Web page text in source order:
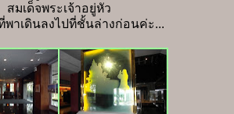
สมเด็จพระเจ้าอยู่หัว
พาเดินลงไปที่ชั้นล่างก่อนค่ะ...